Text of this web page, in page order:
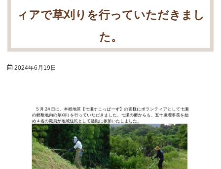
ィアで草刈りを行っていただきまし
た。
2024年6月19日